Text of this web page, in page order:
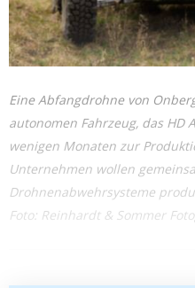
Eine Abfangdrohne von
autonomen Fahrzeug, das HD
wenigen Monaten zur
Unternehmen wollen
Drohnenabwehrsysteme
Foto: Reinhardt & Sommer